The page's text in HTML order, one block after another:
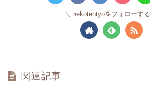
nekotentyoをフォローする
関連記事